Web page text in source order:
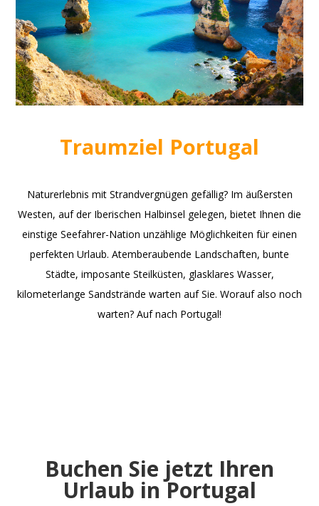
Traumziel Portugal
Naturerlebnis mit Strandvergnügen gefällig? Im äußersten
Westen, auf der Iberischen Halbinsel gelegen, bietet Ihnen die
einstige Seefahrer-Nation unzählige Möglichkeiten für einen
perfekten Urlaub. Atemberaubende Landschaften, bunte
Städte, imposante Steilküsten, glasklares Wasser,
kilometerlange Sandstrände warten auf Sie. Worauf also noch
warten? Auf nach Portugal!
Buchen Sie jetzt Ihren
Urlaub in Portugal